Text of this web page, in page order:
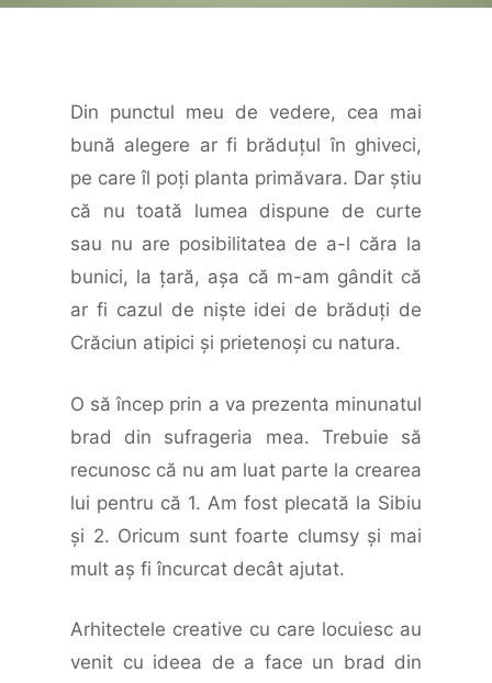
Din punctul meu de vedere, cea mai
bună alegere ar fi brăduţul în ghiveci,
pe care îl poţi planta primăvara. Dar ştiu
că nu toată lumea dispune de curte
sau nu are posibilitatea de a-l căra la
bunici, la ţară, aşa că m-am gândit că
ar fi cazul de nişte idei de brăduţi de
Crăciun atipici şi prietenoşi cu natura.
O să încep prin a va prezenta minunatul
brad din sufrageria mea. Trebuie să
recunosc că nu am luat parte la crearea
lui pentru că 1. Am fost plecată la Sibiu
şi 2. Oricum sunt foarte clumsy şi mai
mult aş fi încurcat decât ajutat.
Arhitectele creative cu care locuiesc au
venit cu ideea de a face un brad din